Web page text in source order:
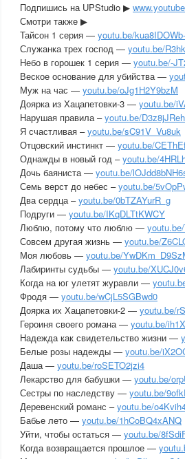
Подпишись на UPStudio ▶
Смотри также ▶
Тайсон 1 серия — youtu.be/
Служанка трех господ — youtu.be/
Небо в горошек 1 серия — youtu.be/-
Веское основание для убийства —
Муж на час — youtu.be/oJg1H2Y9bzM
Доярка из Хацапетовки-3 — youtu.be/
Нарушая правила –youtu.be/
Я счастливая –youtu.be/sC91V_Vu8uk
Отцовский инстинкт — youtu.be/
Однажды в новый год –youtu.be/
Дочь баяниста — youtu.be/
Семь верст до небес –youtu.be/
Два сердца –youtu.be/0bTZAYurR_g
Подруги — youtu.be/IKqDLTtKWCY
Люблю, потому что люблю —
Совсем другая жизнь — youtu.be/
Моя любовь — youtu.be/
Лабиринты судьбы — youtu.be/
Когда на юг улетят журавли —
Фродя — youtu.be/wCjL5SGBwd0
Доярка их Хацапетовки-2 — youtu.be/
Героиня своего романа — youtu.be/
Надежда как свидетельство жизни —
Белые розы надежды — youtu.be/
Даша — youtu.be/roSETO2jzi4
Лекарство для бабушки — youtu.be/
Сестры по наследству — youtu.be/
Деревенский романс –youtu.be/
Бабье лето — youtu.be/1hCoBQ4xANQ
Уйти, чтобы остаться — youtu.be/
Когда возвращается прошлое —